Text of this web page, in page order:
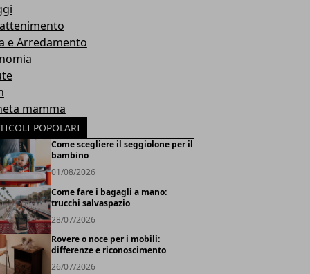
e Arredamento
mamma
POPOLARI
Come scegliere il seggiolone per il
bambino
01/08/2026
Come fare i bagagli a mano:
trucchi salvaspazio
28/07/2026
Rovere o noce per i mobili:
differenze e riconoscimento
26/07/2026